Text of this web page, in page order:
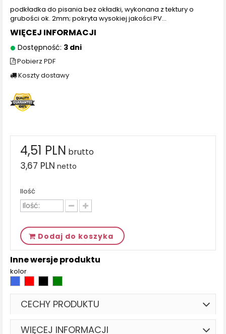
podkładka do pisania bez okładki, wykonana z tektury o
grubości ok. 2mm; pokryta wysokiej jakości PV...
WIĘCEJ INFORMACJI
Dostępność: 3 dni
Pobierz PDF
Koszty dostawy
4,51 PLN brutto
3,67 PLN netto
Ilość
Dodaj do koszyka
Inne wersje produktu
kolor
CECHY PRODUKTU
WIĘCEJ INFORMACJI